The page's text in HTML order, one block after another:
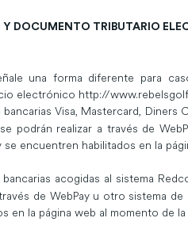
Y DOCUMENTO TRIBUTARIO
una forma diferente para
electrónico http://
Visa, Mastercard, Diners
podrán realizar a través de
encuentren habilitados en la
acogidas al sistema
de WebPay u otro sistema
en la página web al momento de